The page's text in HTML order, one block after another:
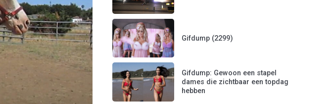
Gifdump (2299)
Gifdump: Gewoon een stapel
dames die zichtbaar een topdag
hebben